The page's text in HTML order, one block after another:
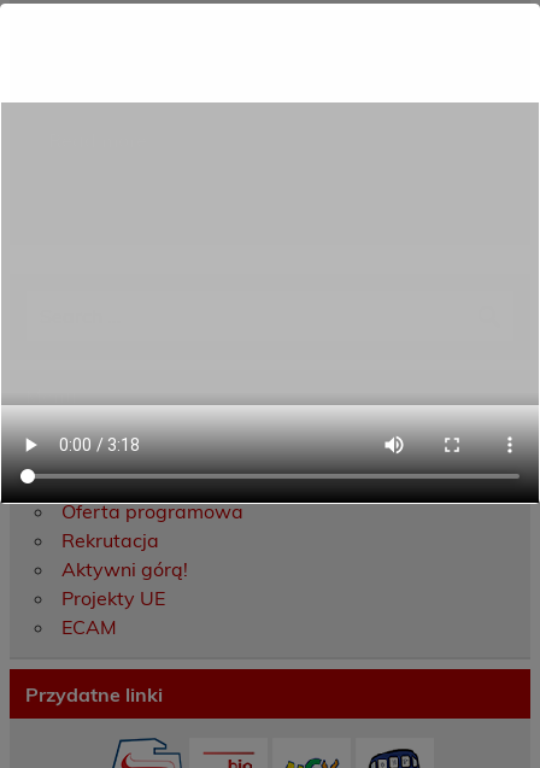
Dane kontaktowe
Zamówienia publiczne
Oferta programowa
Rekrutacja
Aktywni górą!
Projekty UE
ECAM
Przydatne linki